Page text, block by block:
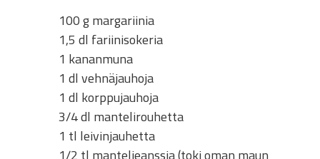
100 g margariinia
1,5 dl fariinisokeria
1 kananmuna
1 dl vehnäjauhoja
1 dl korppujauhoja
3/4 dl mantelirouhetta
1 tl leivinjauhetta
1/2 tl mantelieanssia (toki oman maun